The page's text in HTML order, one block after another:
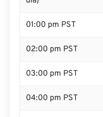
01:00 pm PST
02:00 pm PST
03:00 pm PST
04:00 pm PST